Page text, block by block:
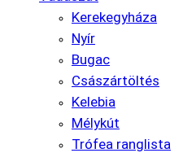
Kerekegyháza
Nyír
Bugac
Császártöltés
Kelebia
Mélykút
Trófea ranglista